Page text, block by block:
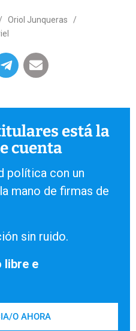
/ Oriol Junqueras
/
está la
cuenta
política con un
mano de firmas de
sin ruido.
libre e
O AHORA